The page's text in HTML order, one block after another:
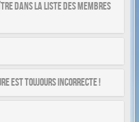
dans la liste des membres
est toujours incorrecte !